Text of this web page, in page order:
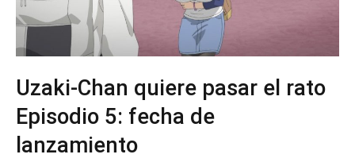
Uzaki-Chan quiere pasar el rato
Episodio 5: fecha de
lanzamiento